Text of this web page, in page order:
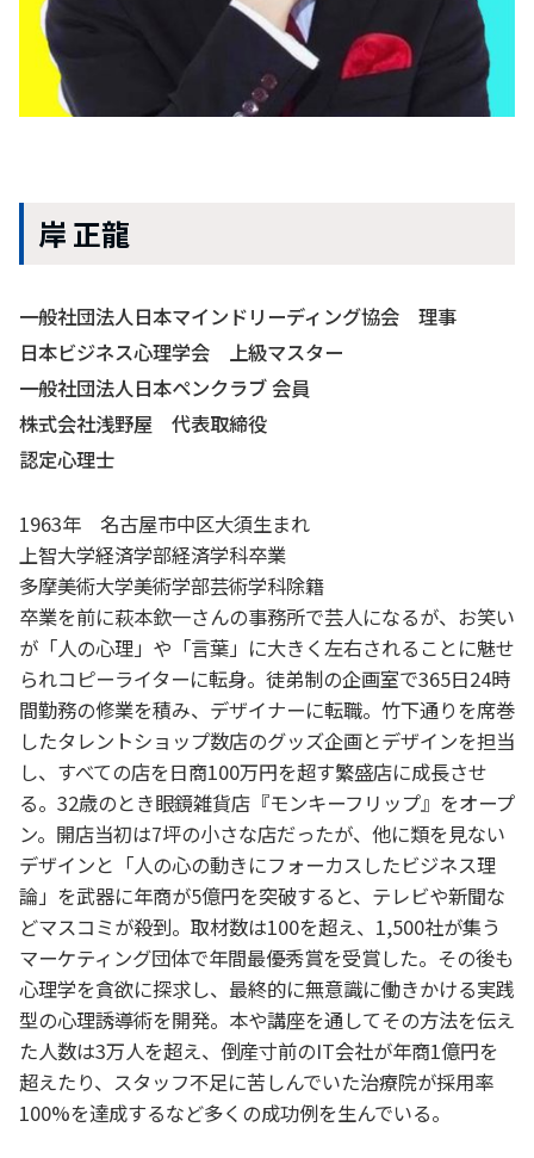
岸 正龍
一般社団法人日本マインドリーディング協会 理事
日本ビジネス心理学会 上級マスター
一般社団法人日本ペンクラブ 会員
株式会社浅野屋 代表取締役
認定心理士
1963年 名古屋市中区大須生まれ
上智大学経済学部経済学科卒業
多摩美術大学美術学部芸術学科除籍
卒業を前に萩本欽一さんの事務所で芸人になるが、お笑い
が「人の心理」や「言葉」に大きく左右されることに魅せ
られコピーライターに転身。徒弟制の企画室で365日24時
間勤務の修業を積み、デザイナーに転職。竹下通りを席巻
したタレントショップ数店のグッズ企画とデザインを担当
し、すべての店を日商100万円を超す繁盛店に成長させ
る。32歳のとき眼鏡雑貨店『モンキーフリップ』をオープ
ン。開店当初は7坪の小さな店だったが、他に類を見ない
デザインと「人の心の動きにフォーカスしたビジネス理
論」を武器に年商が5億円を突破すると、テレビや新聞な
どマスコミが殺到。取材数は100を超え、1,500社が集う
マーケティング団体で年間最優秀賞を受賞した。その後も
心理学を貪欲に探求し、最終的に無意識に働きかける実践
型の心理誘導術を開発。本や講座を通してその方法を伝え
た人数は3万人を超え、倒産寸前のIT会社が年商1億円を
超えたり、スタッフ不足に苦しんでいた治療院が採用率
100%を達成するなど多くの成功例を生んでいる。